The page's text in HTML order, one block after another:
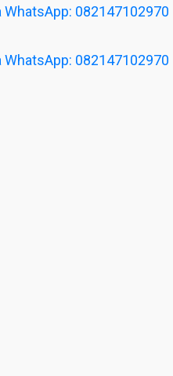
WhatsApp: 082147102970
WhatsApp: 082147102970